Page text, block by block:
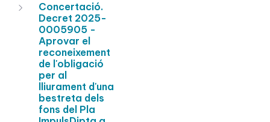
Concertació.
Decret 2025-
0005905 -
Aprovar el
reconeixement
de l'obligació
per al
lliurament d'una
bestreta dels
fons del Pla